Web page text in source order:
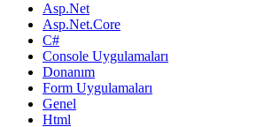
Asp.Net
Asp.Net.Core
C#
Console Uygulamaları
Donanım
Form Uygulamaları
Genel
Html